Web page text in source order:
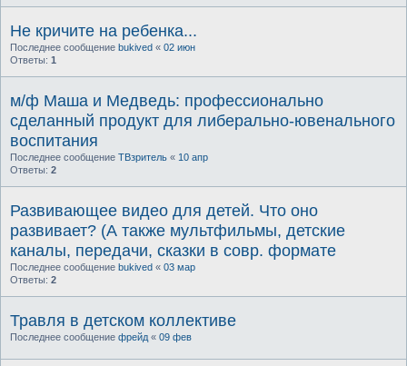
Не кричите на ребенка...
Последнее сообщение bukived « 02 июн
Ответы: 1
м/ф Маша и Медведь: профессионально
сделанный продукт для либерально-ювенального
воспитания
Последнее сообщение ТВзритель « 10 апр
Ответы: 2
Развивающее видео для детей. Что оно
развивает? (А также мультфильмы, детские
каналы, передачи, сказки в совр. формате
Последнее сообщение bukived « 03 мар
Ответы: 2
Травля в детском коллективе
Последнее сообщение фрейд « 09 фев